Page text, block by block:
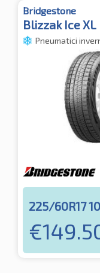
Bridgestone
Blizzak Ice XL
Pneumatici
225/60R17
€